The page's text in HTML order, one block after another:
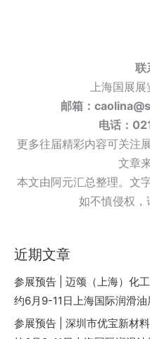
联
上海国展
邮箱：
电话：
更多往届精彩内容可关注
文章
本文由阿元汇总整理。文
如不慎侵权，
近期文章
参展预告 | 迈颂（上海）化
约6月9-11日上海国际润滑油
参展预告 | 深圳市优宝新材